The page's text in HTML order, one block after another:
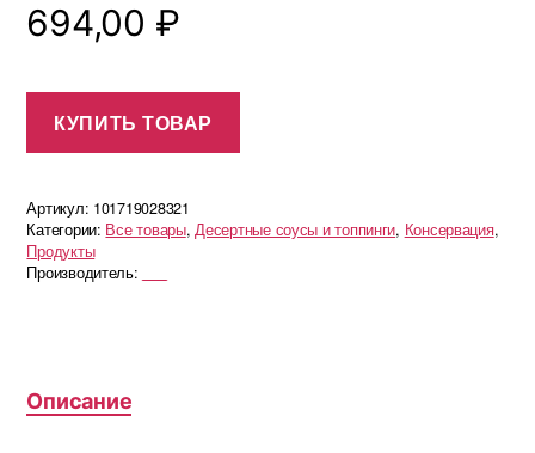
694,00 ₽
КУПИТЬ ТОВАР
Артикул: 101719028321
Категории: Все товары,Десертные соусы и топпинги, Консервация,
Продукты
Производитель:
Описание